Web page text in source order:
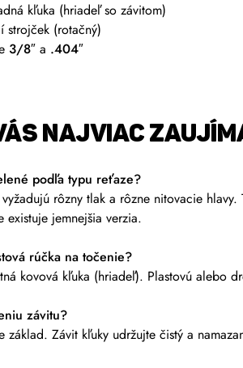
kľuka (hriadeľ so závitom)
strojček (rotačný)
3/8″ a .404″
VÁS NAJVIAC
podľa typu reťaze?
rôzny tlak a rôzne nitovacie
jemnejšia verzia.
rúčka na točenie?
kovová kľuka (hriadeľ). Plastovú alebo
závitu?
základ. Závit kľuky udržujte čistý a